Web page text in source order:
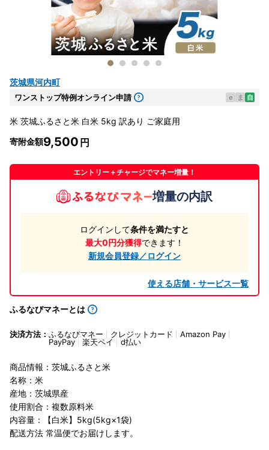
茨城県河内町
ワンストップ特例オンライン申請 e ま 自
米 茨城ふるさと米 白米 5kg 訳あり ご家庭用
寄附金額9,500
エントリー＋チャージでマネー増量！
増量の内訳
ログインして条件を満たすと
最大0円分獲得できます！
新規会員登録／ログイン
使える店舗・サービス一覧
ふるなびマネーとは
決済方法： ふるなびマネー クレジットカード
Amazon Pay
PayPay
楽天ペイ d払い
商品情報：茨城ふるさと米
名称：米
産地：茨城県産
使用割合：複数原料米
内容量：【白米】5kg(5kg×1袋)
配送方法 常温便でお届けします。